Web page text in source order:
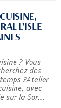
L'ISLE
? Vous
des
?Atelier
avec
sur la Sor...